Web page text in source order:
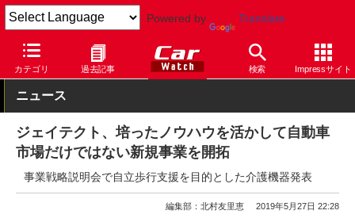
Powered by Translate
カテゴリ 過去記事 検索 Impressサイト
Car Watch 技術 その他
ニュース
ジェイテクト、培ったノウハウを活かして自動車
市場だけではない新規事業を開拓
事業戦略説明会で自立歩行支援を目的とした介護機器発表
編集部：北村友里恵 2019年5月27日 22:28